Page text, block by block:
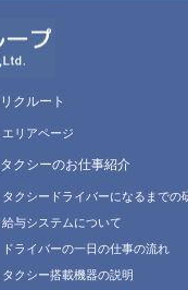
リクルート
エリアページ
タクシーのお仕事紹介
タクシードライバーになるまでの
給与システムについて
ドライバーの一日の仕事の流れ
タクシー搭載機器の説明